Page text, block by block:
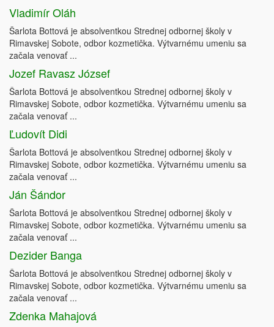
Vladimír Oláh
Šarlota Bottová je absolventkou Strednej odbornej školy v
Rimavskej Sobote, odbor kozmetička. Výtvarnému umeniu sa
začala venovať ...
Jozef Ravasz József
Šarlota Bottová je absolventkou Strednej odbornej školy v
Rimavskej Sobote, odbor kozmetička. Výtvarnému umeniu sa
začala venovať ...
Ľudovít Didi
Šarlota Bottová je absolventkou Strednej odbornej školy v
Rimavskej Sobote, odbor kozmetička. Výtvarnému umeniu sa
začala venovať ...
Ján Šándor
Šarlota Bottová je absolventkou Strednej odbornej školy v
Rimavskej Sobote, odbor kozmetička. Výtvarnému umeniu sa
začala venovať ...
Dezider Banga
Šarlota Bottová je absolventkou Strednej odbornej školy v
Rimavskej Sobote, odbor kozmetička. Výtvarnému umeniu sa
začala venovať ...
Zdenka Mahajová